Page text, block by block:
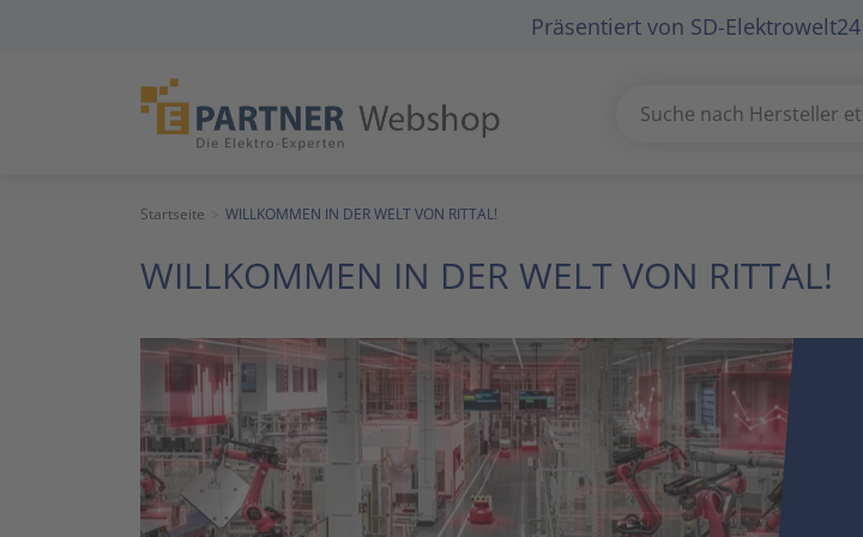
Präsentiert von SD-Elektrowelt24
down
select
result.
Press
enter
to
go
Startseite WILLKOMMEN IN DER WELT VON RITTAL!
WILLKOMMEN IN DER WELT VON RITTAL!